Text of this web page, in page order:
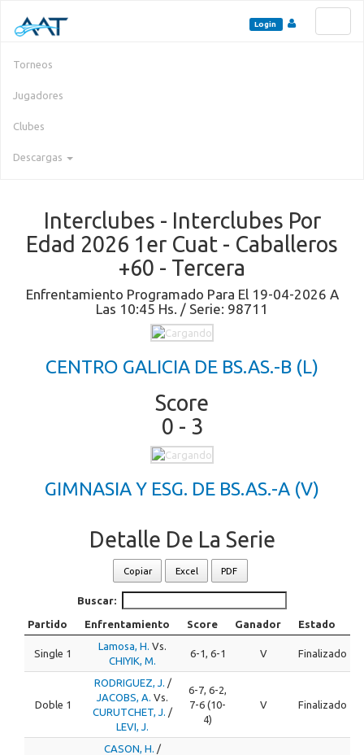
Torneos
Jugadores
Clubes
Descargas
Login
Interclubes - Interclubes Por
Edad 2026 1er Cuat - Caballeros
+60 - Tercera
Enfrentamiento Programado Para El 19-04-2026 A
Las 10:45 Hs. / Serie: 98711
CENTRO GALICIA DE BS.AS.-B (L)
Score
0 - 3
GIMNASIA Y ESG. DE BS.AS.-A (V)
Detalle De La Serie
Copiar Excel PDF
Buscar:
Partido Enfrentamiento Score Ganador Estado
Single 1
Lamosa, H. Vs.
CHIYIK, M.
6-1, 6-1 V Finalizado
Doble 1
RODRIGUEZ, J. /
JACOBS, A. Vs.
CURUTCHET, J. /
LEVI, J.
6-7, 6-2,
7-6 (10-
4)
V Finalizado
CASON, H. /